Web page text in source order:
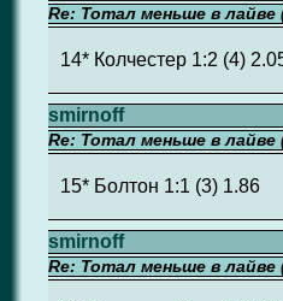
Re: Тотал меньше в
14* Колчестер 1:2 (4)
smirnoff
Re: Тотал меньше в
15* Болтон 1:1 (3) 1.86
smirnoff
Re: Тотал меньше в